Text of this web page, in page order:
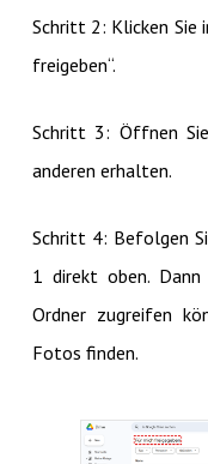
Schritt 2: Klicken Sie
freigeben“.
Schritt 3: Öffnen
anderen erhalten.
Schritt 4: Befolgen
1 direkt oben.
Ordner zugreifen
Fotos finden.